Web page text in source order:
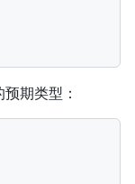
期类型：